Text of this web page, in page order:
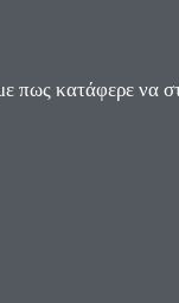
κατάφερε να